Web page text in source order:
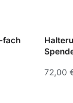
fach
72,00